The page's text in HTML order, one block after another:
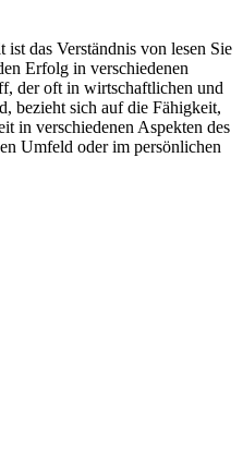
das Verständnis von lesen Sie
Erfolg in verschiedenen
der oft in wirtschaftlichen und
bezieht sich auf die Fähigkeit,
in verschiedenen Aspekten des
Umfeld oder im persönlichen